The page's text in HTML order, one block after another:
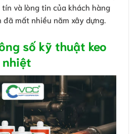
và lòng tin của khách hàng
đã mất nhiều năm xây dựng.
số kỹ thuật keo
nhiệt